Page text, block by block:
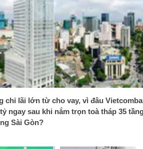
chỉ lãi lớn từ cho vay, vì đâu
ngay sau khi nắm trọn toà tháp 35
Sài Gòn?